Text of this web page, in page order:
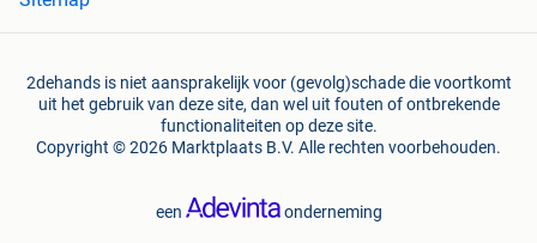
2dehands is niet aansprakelijk voor (gevolg)schade die voortkomt
uit het gebruik van deze site, dan wel uit fouten of ontbrekende
functionaliteiten op deze site.
Copyright © 2026 Marktplaats B.V. Alle rechten voorbehouden.
een onderneming